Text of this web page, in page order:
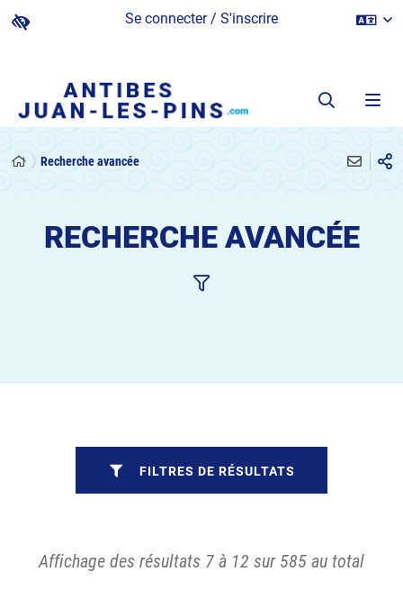
Se connecter / S'inscrire
Recherche avancée
RECHERCHE AVANCÉE
Affichage des résultats 7 à 12 sur 585 au total
FILTRES DE RÉSULTATS